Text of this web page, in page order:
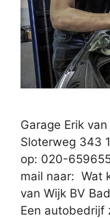
Garage Erik
Sloterweg 343
op: 020-
mail naar: Wat
van Wijk BV
Een autobedrijf